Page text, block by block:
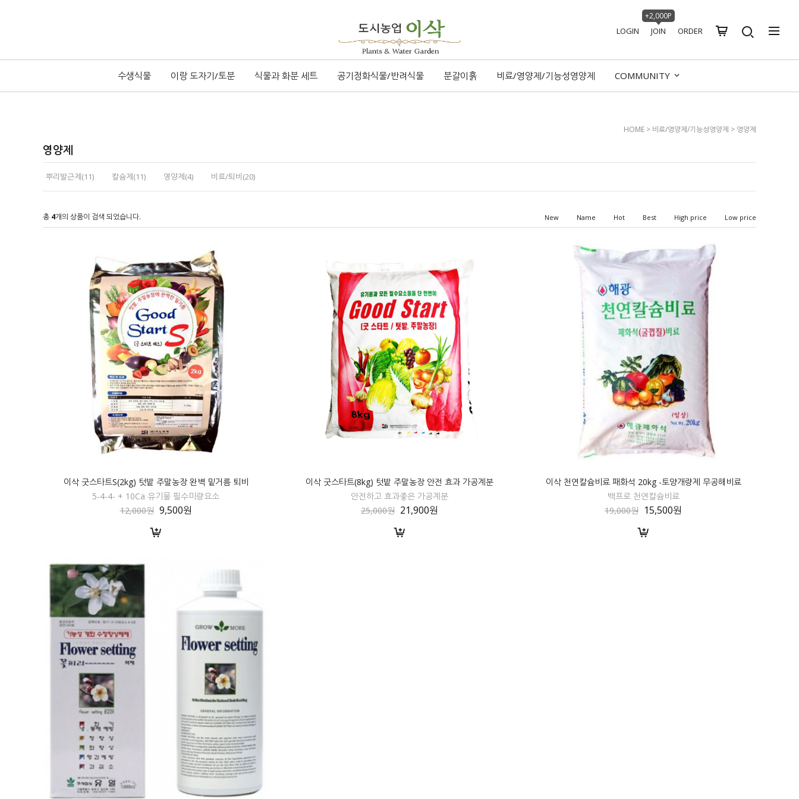
LOGIN JOIN
+2,000P
ORDER
수생식물 이랑 도자기/토분 식물과 화분 세트 공기정화식물/반려식물 분갈이흙 비료/영양제/기능성영양제 COMMUNITY
HOME > 비료/영양제/기능성영양제 > 영양제
영양제
뿌리발근제(11) 칼슘제(11) 영양제(4) 비료/퇴비(20)
총 4개의 상품이 검색 되었습니다. New Name Hot Best High price Low price
이삭 굿스타트S(2kg) 텃밭 주말농장 완벽 밑거름 퇴비
5-4-4- + 10Ca 유기물 필수미량요소
12,000원 9,500원
이삭 굿스타트(8kg) 텃밭 주말농장 안전 효과 가공계분
안전하고 효과좋은 가공계분
25,000원 21,900원
이삭 천연칼슘비료 패화석 20kg -토양개량제 무공해비료
백프로 천연칼슘비료
19,000원 15,500원